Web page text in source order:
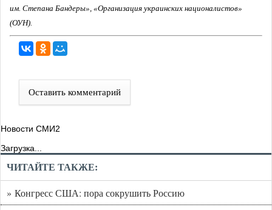
им. Степана Бандеры», «Организация украинских националистов»
(ОУН).
Оставить комментарий
Новости СМИ2
Загрузка...
ЧИТАЙТЕ ТАКЖЕ:
» Конгресс США: пора сокрушить Россию